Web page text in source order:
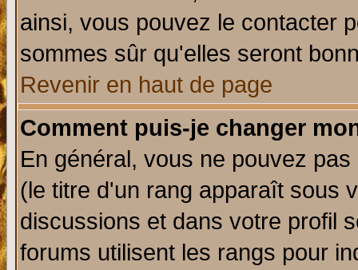
ainsi, vous pouvez le contacter
sommes sûr qu'elles seront
Revenir en haut de page
Comment puis-je changer
En général, vous ne pouvez
(le titre d'un rang apparaît sous
discussions et dans votre profil
forums utilisent les rangs pour